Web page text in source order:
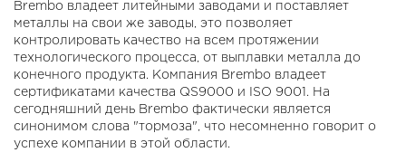
Brembo владеет литейными заводами и поставляет
металлы на свои же заводы, это позволяет
контролировать качество на всем протяжении
технологического процесса, от выплавки металла до
конечного продукта. Компания Brembo владеет
сертификатами качества QS9000 и ISO 9001. На
сегодняшний день Brembo фактически является
синонимом слова "тормоза", что несомненно говорит о
успехе компании в этой области.